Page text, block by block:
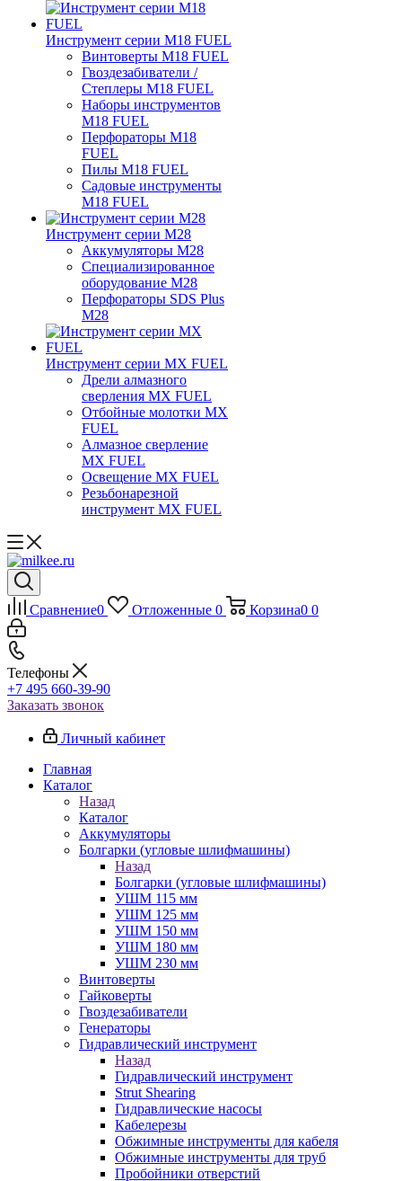
Инструмент серии M18 FUEL
Винтоверты M18 FUEL
Гвоздезабиватели /
Степлеры M18 FUEL
Наборы инструментов
M18 FUEL
Перфораторы M18
FUEL
Пилы M18 FUEL
Садовые инструменты
M18 FUEL
Инструмент серии M28
Аккумуляторы M28
Специализированное
оборудование M28
Перфораторы SDS Plus
M28
Инструмент серии MX FUEL
Дрели алмазного
сверления MX FUEL
Отбойные молотки MX
FUEL
Алмазное сверление
MX FUEL
Освещение MX FUEL
Резьбонарезной
инструмент MX FUEL
Сравнение0 Отложенные 0 Корзина0 0
Телефоны
+7 495 660-39-90
Заказать звонок
Личный кабинет
Главная
Каталог
Назад
Каталог
Аккумуляторы
Болгарки (угловые шлифмашины)
Назад
Болгарки (угловые шлифмашины)
УШМ 115 мм
УШМ 125 мм
УШМ 150 мм
УШМ 180 мм
УШМ 230 мм
Винтоверты
Гайковерты
Гвоздезабиватели
Генераторы
Гидравлический инструмент
Назад
Гидравлический инструмент
Strut Shearing
Гидравлические насосы
Кабелерезы
Обжимные инструменты для кабеля
Обжимные инструменты для труб
Пробойники отверстий